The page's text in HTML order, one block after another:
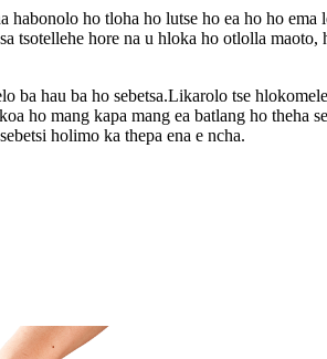
ho tloha ho lutse ho ea ho ho ema
tsotellehe hore na u hloka ho otlolla
ba hau ba ho sebetsa.Likarolo tse
ho mang kapa mang ea batlang ho theha
holimo ka thepa ena e ncha.